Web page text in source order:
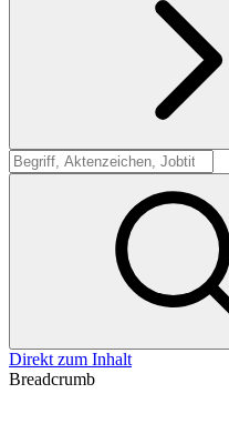
Suche
Direkt zum Inhalt
Breadcrumb